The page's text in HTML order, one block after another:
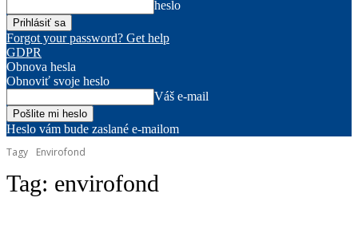
heslo
Forgot your password? Get help
GDPR
Obnova hesla
Obnoviť svoje heslo
Váš e-mail
Heslo vám bude zaslané e-mailom
Tagy
Envirofond
Tag: envirofond